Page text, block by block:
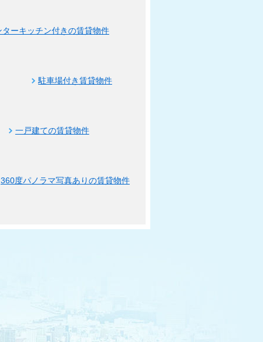
ターキッチン付きの賃貸物件
駐車場付き賃貸物件
一戸建ての賃貸物件
360度パノラマ写真ありの賃貸物件